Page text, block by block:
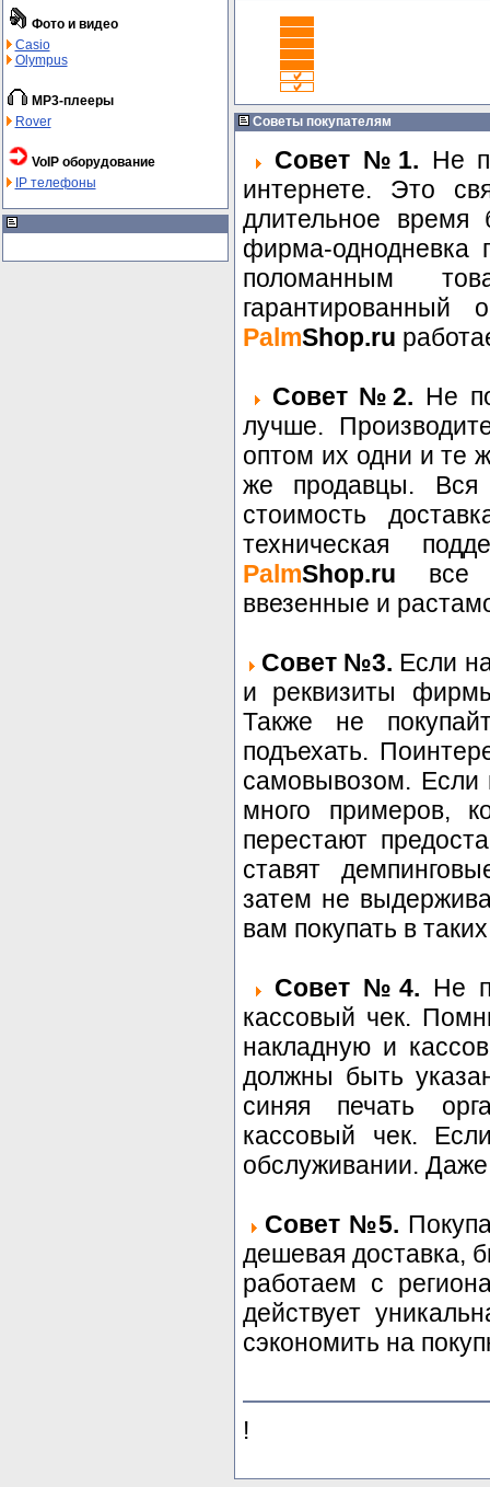
Фото и видео
Casio
Olympus
MP3-плееры
Rover
VoIP оборудование
IP телефоны
Советы покупателям
Совет №1. Не
интернете. Это
длительное время
фирма-однодневка
поломанным
гарантированный
PalmShop.ru
Совет №2. Не
лучше.
оптом их одни и те
же продавцы. Вся
стоимость
техническая
PalmShop.ru все
ввезенные и
Совет №3. Если
и реквизиты
Также не
подъехать.
самовывозом.
много примеров,
перестают
ставят
затем не
вам покупать в
Совет №4. Не
кассовый чек.
накладную и
должны быть
синяя печать
кассовый чек.
обслуживании.
Совет №5.
дешевая доставка,
работаем с
действует
сэкономить на
!